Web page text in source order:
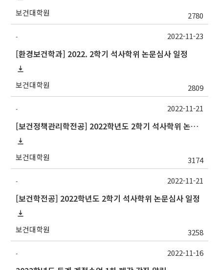
보건대학원 2780
-
[환경보건학과] 2022. 2학기 석사학위 논문심사 일정
보건대학원 2809
2022-11-23
-
[보건정책관리학전공] 2022학년도 2학기 석사학위 논문심사 일정
보건대학원 3174
2022-11-21
-
[보건학전공] 2022학년도 2학기 석사학위 논문심사 일정
보건대학원 3258
2022-11-21
- 2022-11-16